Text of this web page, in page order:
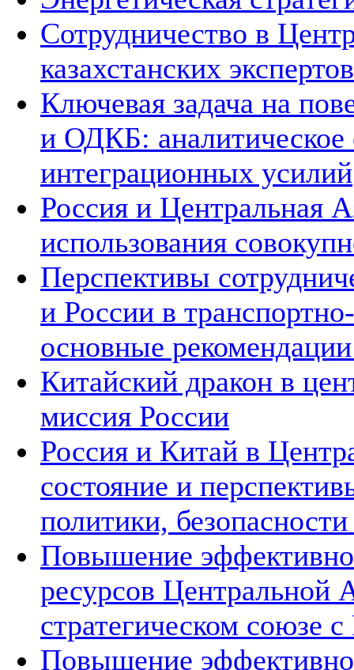
Сотрудничество в
казахстанских экспертов
Ключевая задача на
и ОДКБ: аналитическое
интеграционных усилий
Россия и Центральная
использования
Перспективы
и России в
основные
Китайский дракон в
миссия России
Россия и Китай в
состояние и
политики,
Повышение
ресурсов Центральной
стратегическом союзе
Повышение